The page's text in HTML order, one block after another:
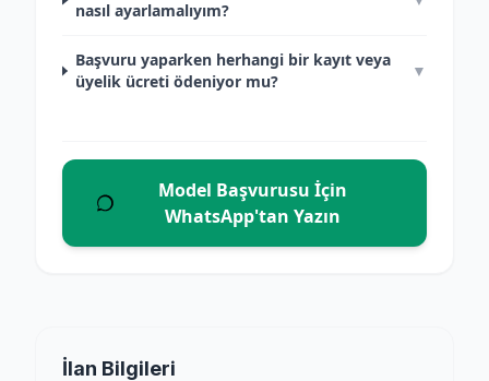
nasıl ayarlamalıyım?
Başvuru yaparken herhangi bir kayıt veya
üyelik ücreti ödeniyor mu?
▼
Model Başvurusu İçin
WhatsApp'tan Yazın
İlan Bilgileri